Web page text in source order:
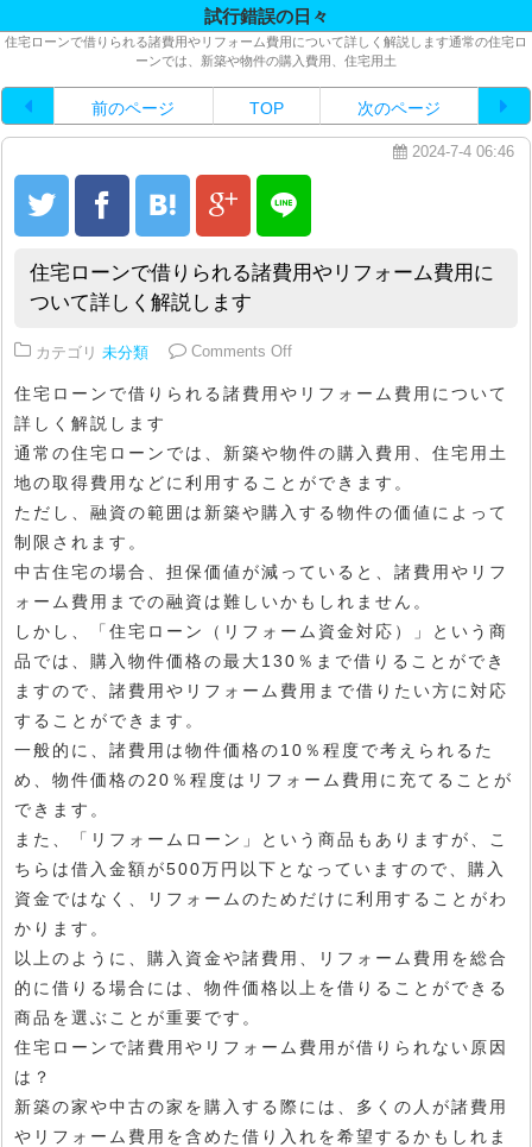
試行錯誤の日々
住宅ローンで借りられる諸費用やリフォーム費用について詳しく解説します通常の住宅ロ
ーンでは、新築や物件の購入費用、住宅用土
前のページ TOP 次のページ
2024-7-4 06:46
住宅ローンで借りられる諸費用やリフォーム費用に
ついて詳しく解説します
カテゴリ 未分類 Comments Offon 住宅ローンで借りられる諸費
住宅ローンで借りられる諸費用やリフォーム費用について
詳しく解説します
通常の住宅ローンでは、新築や物件の購入費用、住宅用土
地の取得費用などに利用することができます。
ただし、融資の範囲は新築や購入する物件の価値によって
制限されます。
中古住宅の場合、担保価値が減っていると、諸費用やリフ
ォーム費用までの融資は難しいかもしれません。
しかし、「住宅ローン（リフォーム資金対応）」という商
品では、購入物件価格の最大130％まで借りることができ
ますので、諸費用やリフォーム費用まで借りたい方に対応
することができます。
一般的に、諸費用は物件価格の10％程度で考えられるた
め、物件価格の20％程度はリフォーム費用に充てることが
できます。
また、「リフォームローン」という商品もありますが、こ
ちらは借入金額が500万円以下となっていますので、購入
資金ではなく、リフォームのためだけに利用することがわ
かります。
以上のように、購入資金や諸費用、リフォーム費用を総合
的に借りる場合には、物件価格以上を借りることができる
商品を選ぶことが重要です。
住宅ローンで諸費用やリフォーム費用が借りられない原因
は？
新築の家や中古の家を購入する際には、多くの人が諸費用
やリフォーム費用を含めた借り入れを希望するかもしれま